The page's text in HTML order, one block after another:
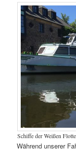
Schiffe der Weißen
Während unserer